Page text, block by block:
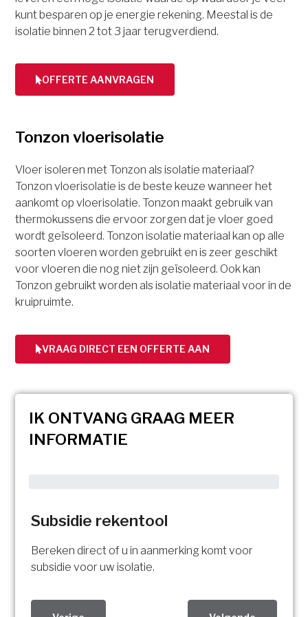
kunt besparen op je energie rekening. Meestal is de
isolatie binnen 2 tot 3 jaar terugverdiend.
OFFERTE AANVRAGEN
Tonzon vloerisolatie
Vloer isoleren met Tonzon als isolatie materiaal?
Tonzon vloerisolatie is de beste keuze wanneer het
aankomt op vloerisolatie. Tonzon maakt gebruik van
thermokussens die ervoor zorgen dat je vloer goed
wordt geïsoleerd. Tonzon isolatie materiaal kan op alle
soorten vloeren worden gebruikt en is zeer geschikt
voor vloeren die nog niet zijn geïsoleerd. Ook kan
Tonzon gebruikt worden als isolatie materiaal voor in de
kruipruimte.
VRAAG DIRECT EEN OFFERTE AAN
IK ONTVANG GRAAG MEER
INFORMATIE
Subsidie rekentool
Bereken direct of u in aanmerking komt voor
subsidie voor uw isolatie.